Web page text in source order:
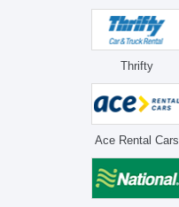
Thrifty
Ace Rental Cars